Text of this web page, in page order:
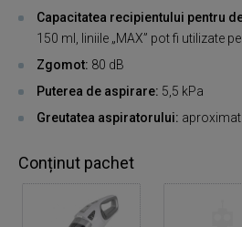
Capacitatea recipientului pentru
150 ml, liniile „MAX” pot fi utilizate
Zgomot: 80 dB
Puterea de aspirare: 5,5 kPa
Greutatea aspiratorului:
Conținut pachet